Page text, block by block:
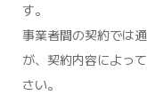
す。
事業者間の契約では
が、契約内容によっ
さい。